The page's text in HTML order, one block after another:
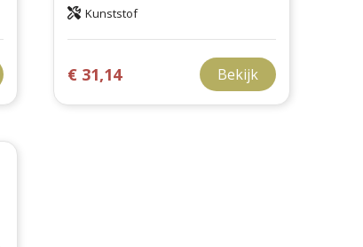
Kunststof
€ 31,14 Bekijk